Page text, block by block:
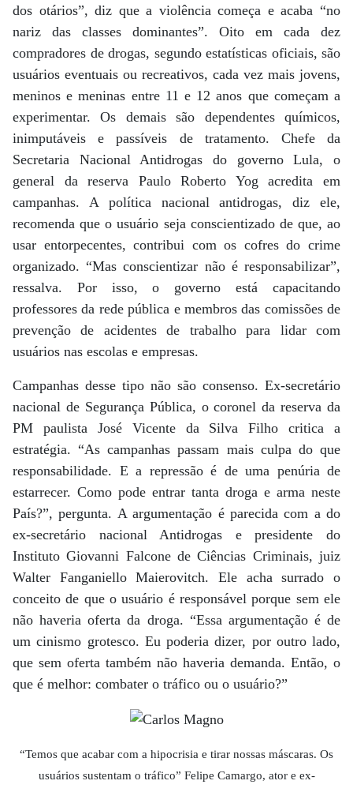
dos otários”, diz que a violência começa e acaba “no
nariz das classes dominantes”. Oito em cada dez
compradores de drogas, segundo estatísticas oficiais, são
usuários eventuais ou recreativos, cada vez mais jovens,
meninos e meninas entre 11 e 12 anos que começam a
experimentar. Os demais são dependentes químicos,
inimputáveis e passíveis de tratamento. Chefe da
Secretaria Nacional Antidrogas do governo Lula, o
general da reserva Paulo Roberto Yog acredita em
campanhas. A política nacional antidrogas, diz ele,
recomenda que o usuário seja conscientizado de que, ao
usar entorpecentes, contribui com os cofres do crime
organizado. “Mas conscientizar não é responsabilizar”,
ressalva. Por isso, o governo está capacitando
professores da rede pública e membros das comissões de
prevenção de acidentes de trabalho para lidar com
usuários nas escolas e empresas.
Campanhas desse tipo não são consenso. Ex-secretário
nacional de Segurança Pública, o coronel da reserva da
PM paulista José Vicente da Silva Filho critica a
estratégia. “As campanhas passam mais culpa do que
responsabilidade. E a repressão é de uma penúria de
estarrecer. Como pode entrar tanta droga e arma neste
País?”, pergunta. A argumentação é parecida com a do
ex-secretário nacional Antidrogas e presidente do
Instituto Giovanni Falcone de Ciências Criminais, juiz
Walter Fanganiello Maierovitch. Ele acha surrado o
conceito de que o usuário é responsável porque sem ele
não haveria oferta da droga. “Essa argumentação é de
um cinismo grotesco. Eu poderia dizer, por outro lado,
que sem oferta também não haveria demanda. Então, o
que é melhor: combater o tráfico ou o usuário?”
“Temos que acabar com a hipocrisia e tirar nossas máscaras. Os
usuários sustentam o tráfico” Felipe Camargo, ator e ex-